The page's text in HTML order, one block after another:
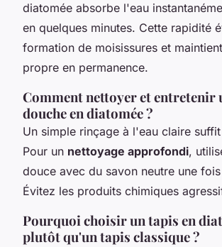
diatomée absorbe l'eau
en quelques minutes. Cette rapidité
formation de moisissures et
propre en permanence.
Comment nettoyer et entretenir
douche en diatomée ?
Un simple rinçage à l'eau claire
Pour un nettoyage approfondi,
douce avec du savon neutre une
Évitez les produits chimiques
Pourquoi choisir un tapis en
plutôt qu'un tapis classique ?